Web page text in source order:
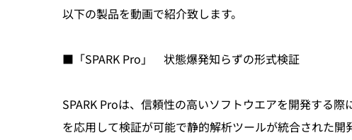
以下の製品を動画で紹介致します。
■「SPARK Pro」 状態爆発知らずの形式検証
SPARK Proは、信頼性の高いソフトウエアを開発する際
を応用して検証が可能で静的解析ツールが統合された開